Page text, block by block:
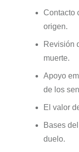
Contacto
origen.
Revisión
muerte.
Apoyo
de los
El valor
Bases
duelo.